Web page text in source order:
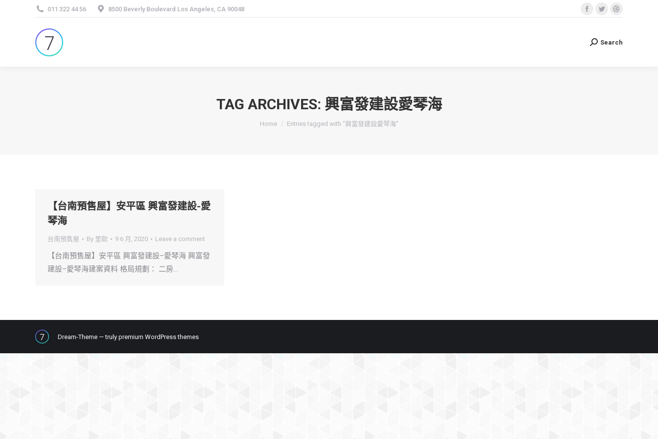
011 322 44 56 8500 Beverly Boulevard Los Angeles, CA 90048
Facebook
opens
Twitter
opens
Dribbble
opens
Search:
Search
TAG ARCHIVES: 興富發建設愛琴海
You are here:
Home Entries tagged with "興富發建設愛琴海"
【台南預售屋】安平區 興富發建設-愛
琴海
台南預售屋 By 里歐 9 6 月, 2020 Leave a comment
【台南預售屋】安平區 興富發建設–愛琴海 興富發
建設–愛琴海建案資料 格局規劃： 二房…
Dream-Theme — truly premium WordPress themes
Search:
Search